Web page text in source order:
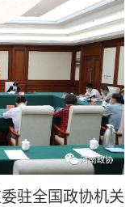
专题荟萃
驻全国政协机关